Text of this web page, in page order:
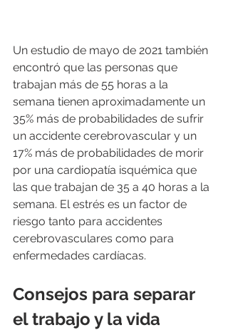
Un estudio de mayo de 2021 también
encontró que las personas que
trabajan más de 55 horas a la
semana tienen aproximadamente un
35% más de probabilidades de sufrir
un accidente cerebrovascular y un
17% más de probabilidades de morir
por una cardiopatía isquémica que
las que trabajan de 35 a 40 horas a la
semana. El estrés es un factor de
riesgo tanto para accidentes
cerebrovasculares como para
enfermedades cardíacas.
Consejos para separar
el trabajo y la vida